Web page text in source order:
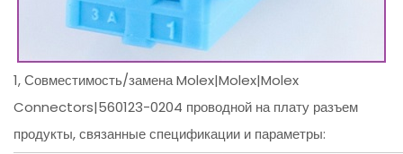
1, Совместимость/замена Molex|Molex|Molex
Connectors|560123-0204 проводной на плату разъем
продукты, связанные спецификации и параметры: